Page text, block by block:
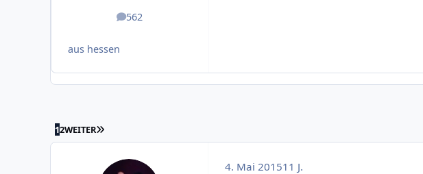
562
Beiträge
aus hessen
12WEITER
4. Mai 201511 J.